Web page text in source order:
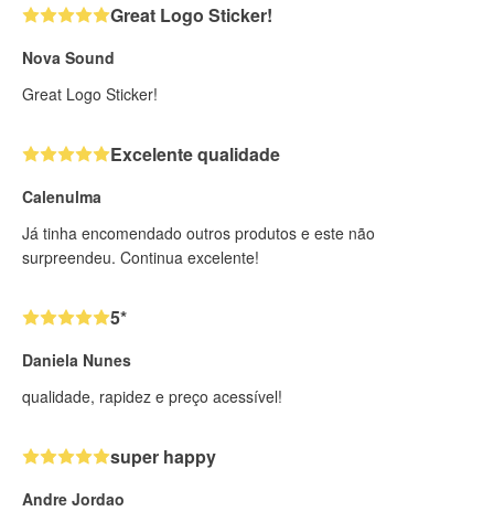
Great Logo Sticker!
Nova Sound
Great Logo Sticker!
Excelente qualidade
Calenulma
Já tinha encomendado outros produtos e este não
surpreendeu. Continua excelente!
5*
Daniela Nunes
qualidade, rapidez e preço acessível!
super happy
Andre Jordao